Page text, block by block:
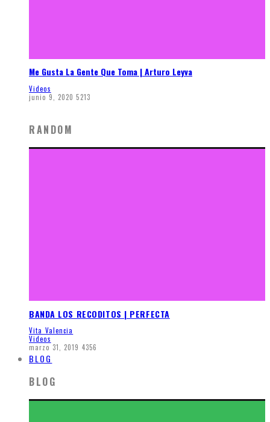
Me Gusta La Gente Que Toma | Arturo Leyva
Videos
junio 9, 2020 5213
RANDOM
BANDA LOS RECODITOS | PERFECTA
Vita Valencia
Videos
marzo 31, 2019 4356
BLOG
BLOG